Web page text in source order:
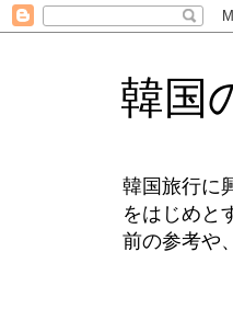
韓国
韓国旅行に
をはじめと
前の参考や